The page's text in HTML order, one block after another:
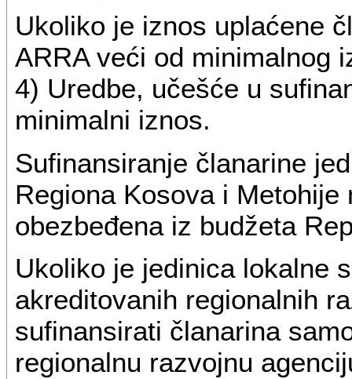
Ukoliko je iznos uplaćene
ARRA veći od minimalnog
4) Uredbe, učešće u
minimalni iznos.
Sufinansiranje članarine
Regiona Kosova i
obezbeđena iz budžeta
Ukoliko je jedinica lokalne
akreditovanih regionalnih
sufinansirati članarina
regionalnu razvojnu